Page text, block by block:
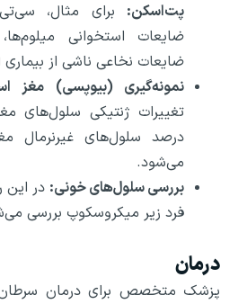
پت‌اسکن:برای مثال، سی‌تی
ضایعات استخوانی میلوم‌ها،
ضایعات نخاعی ناشی از بیماری
نمونهگیری (بیوپسی) مغز
تغییرات ژنتیکی سلول‌های
درصد سلول‌های غیرنرمال
می‌شود.
بررسی سلول‌های خونی:در این
فرد زیر میکروسکوپ بررسی
درمان
پزشک متخصص برای درمان